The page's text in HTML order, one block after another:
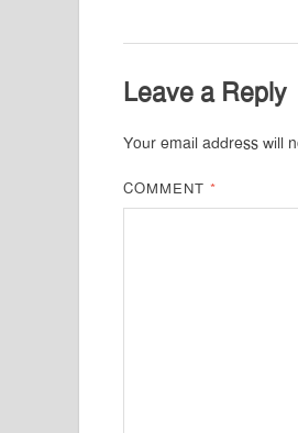
Leave a Reply
Your email address will
COMMENT*